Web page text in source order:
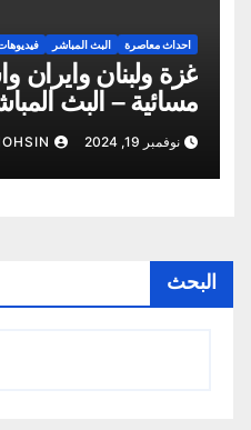
احداث معاصرة البث المباشر
غزة ولبنان وايران
مسائية – البث
– ابو شمس
نوفمبر 19, 2024
البحث